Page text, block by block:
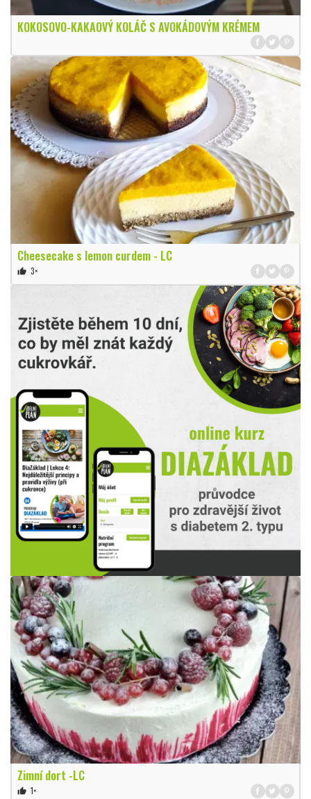
KOKOSOVO-KAKAOVÝ KOLÁČ S AVOKÁDOVÝM KRÉMEM
Cheesecake s lemon curdem - LC
thumb_up 3×
Zimní dort -LC
thumb_up 1×